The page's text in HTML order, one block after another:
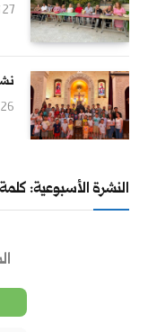
27 تموز 2026
26 تموز 2026
النشرة الأسبوعية: